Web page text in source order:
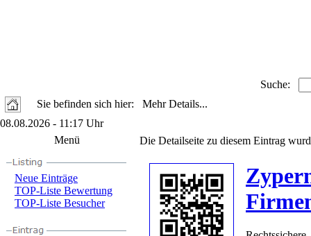
Suche:
Sie befinden sich hier: Mehr Details...
08.08.2026 - 11:17 Uhr
Menü
Neue Einträge
TOP-Liste Bewertung
TOP-Liste Besucher
Die Detailseite zu diesem Eintrag